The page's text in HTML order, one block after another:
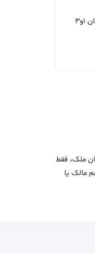
ملک، فقط
مالک یا